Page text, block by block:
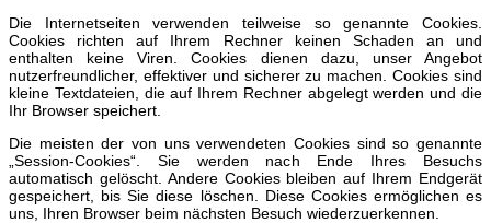
Die Internetseiten verwenden teilweise so genannte Cookies.
Cookies richten auf Ihrem Rechner keinen Schaden an und
enthalten keine Viren. Cookies dienen dazu, unser Angebot
nutzerfreundlicher, effektiver und sicherer zu machen. Cookies sind
kleine Textdateien, die auf Ihrem Rechner abgelegt werden und die
Ihr Browser speichert.
Die meisten der von uns verwendeten Cookies sind so genannte
„Session-Cookies“. Sie werden nach Ende Ihres Besuchs
automatisch gelöscht. Andere Cookies bleiben auf Ihrem Endgerät
gespeichert, bis Sie diese löschen. Diese Cookies ermöglichen es
uns, Ihren Browser beim nächsten Besuch wiederzuerkennen.